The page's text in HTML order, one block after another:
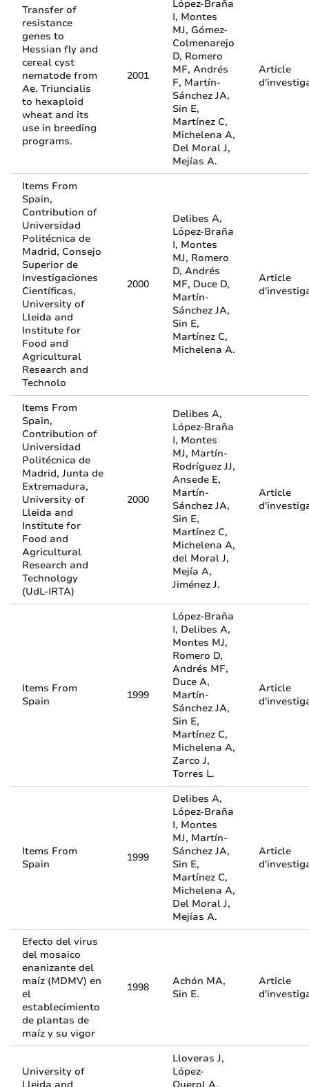
Transfer of
resistance
genes to
Hessian fly and
cereal cyst
nematode from
Ae. Triuncialis
to hexaploid
wheat and its
use in breeding
programs.
2001
López-Braña
I, Montes
MJ, Gómez-
Colmenarejo
D, Romero
MF, Andrés
F, Martín-
Sánchez JA,
Sin E,
Martínez C,
Michelena A,
Del Moral J,
Mejías A.
Article
Items From
Spain,
Contribution of
Universidad
Politécnica de
Madrid, Consejo
Superior de
Investigaciones
Científicas,
University of
Lleida and
Institute for
Food and
Agricultural
Research and
Technolo
2000
Delibes A,
López-Braña
I, Montes
MJ, Romero
D, Andrés
MF, Duce D,
Martín-
Sánchez JA,
Sin E,
Martínez C,
Michelena A.
Article
Items From
Spain,
Contribution of
Universidad
Politécnica de
Madrid, Junta de
Extremadura,
University of
Lleida and
Institute for
Food and
Agricultural
Research and
Technology
(UdL-IRTA)
2000
Delibes A,
López-Braña
I, Montes
MJ, Martín-
Rodríguez JJ,
Ansede E,
Martín-
Sánchez JA,
Sin E,
Martínez C,
Michelena A,
del Moral J,
Mejía A,
Jiménez J.
Article
Items From
Spain
1999
López-Braña
I, Delibes A,
Montes MJ,
Romero D,
Andrés MF,
Duce A,
Martín-
Sánchez JA,
Sin E,
Martínez C,
Michelena A,
Zarco J,
Torres L.
Article
Items From
Spain
1999
Delibes A,
López-Braña
I, Montes
MJ, Martín-
Sánchez JA,
Sin E,
Martínez C,
Michelena A,
Del Moral J,
Mejías A.
Article
Efecto del virus
del mosaico
enanizante del
maíz (MDMV) en
el
establecimiento
de plantas de
maíz y su vigor
1998
Achón MA,
Sin E.
Article
University of
Lloveras J,
López-